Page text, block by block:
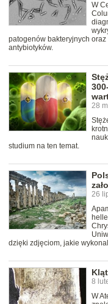
W
patogenów bakteryjnych
antybiotyków.
28
studium na ten temat.
26
dzięki zdjęciom, jakie
8
W